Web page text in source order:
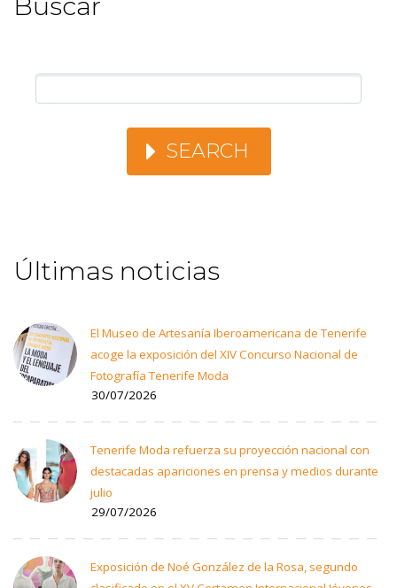
SEARCH
Últimas noticias
El Museo de Artesanía Iberoamericana de Tenerife
acoge la exposición del XIV Concurso Nacional de
Fotografía Tenerife Moda
30/07/2026
Tenerife Moda refuerza su proyección nacional con
destacadas apariciones en prensa y medios durante
julio
29/07/2026
Exposición de Noé González de la Rosa, segundo